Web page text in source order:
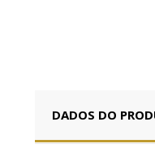
DADOS DO